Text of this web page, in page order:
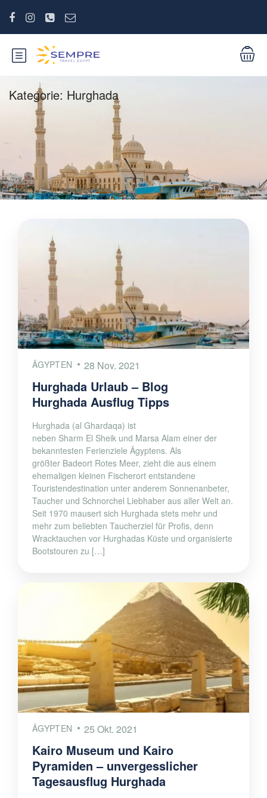
Kategorie: Hurghada
ÄGYPTEN 28 Nov. 2021
Hurghada Urlaub – Blog
Hurghada Ausflug Tipps
Hurghada (al Ghardaqa) ist
neben Sharm El Sheik und Marsa Alam einer der
bekanntesten Ferienziele Ägyptens. Als
größter Badeort Rotes Meer, zieht die aus einem
ehemaligen kleinen Fischerort entstandene
Touristendestination unter anderem Sonnenanbeter,
Taucher und Schnorchel Liebhaber aus aller Welt an.
Seit 1970 mausert sich Hurghada stets mehr und
mehr zum beliebten Taucherziel für Profis, denn
Wracktauchen vor Hurghadas Küste und organisierte
Bootstouren zu […]
ÄGYPTEN 25 Okt. 2021
Kairo Museum und Kairo
Pyramiden – unvergesslicher
Tagesausflug Hurghada